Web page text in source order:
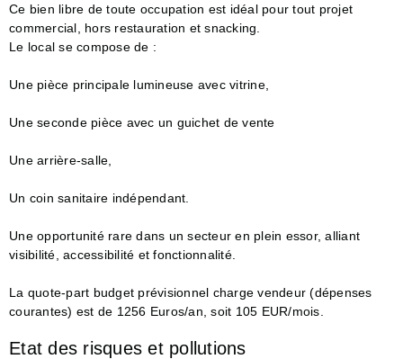
Ce bien libre de toute occupation est idéal pour tout projet
commercial, hors restauration et snacking.
Le local se compose de :
Une pièce principale lumineuse avec vitrine,
Une seconde pièce avec un guichet de vente
Une arrière-salle,
Un coin sanitaire indépendant.
Une opportunité rare dans un secteur en plein essor, alliant
visibilité, accessibilité et fonctionnalité.
La quote-part budget prévisionnel charge vendeur (dépenses
courantes) est de 1256 Euros/an, soit 105 EUR/mois.
Etat des risques et pollutions